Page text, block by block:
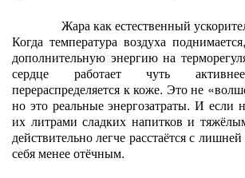
Жаракакестественный
Когда температура воздуха поднимается,
дополнительную энергиюна
сердце работаетчуть
перераспределяется ккоже. Этоне
но этореальныеэнергозатраты. И если
их литрами сладких напитков и
действительнолегче расстаётсяс лишней
себяменееотёчным.